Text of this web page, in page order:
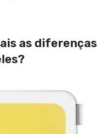
as diferenças